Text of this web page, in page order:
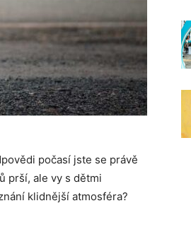
počasí jste se právě
prší, ale vy s dětmi
klidnější atmosféra?